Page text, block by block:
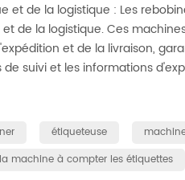
et de la logistique : Les
de la logistique. Ces
et de la livraison,
suivi et les informations
étiqueteuse
machine à compter les étiquettes